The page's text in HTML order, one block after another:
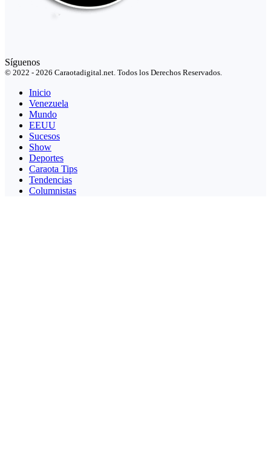
Síguenos
© 2022 - 2026 Caraotadigital.net. Todos los Derechos Reservados.
Inicio
Venezuela
Mundo
EEUU
Sucesos
Show
Deportes
Caraota Tips
Tendencias
Columnistas